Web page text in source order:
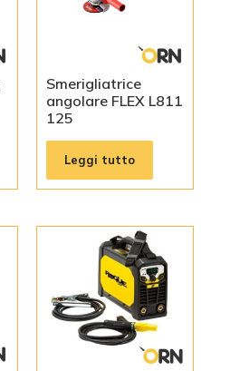
Smerigliatrice
angolare FLEX L811
125
Leggi tutto